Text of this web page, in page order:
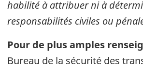
habilité à attribuer ni à
responsabilités civiles ou
Pour de plus amples
Bureau de la sécurité des